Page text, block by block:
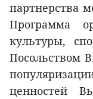
партнерства
Программа
культуры,
Посольством
ценностей